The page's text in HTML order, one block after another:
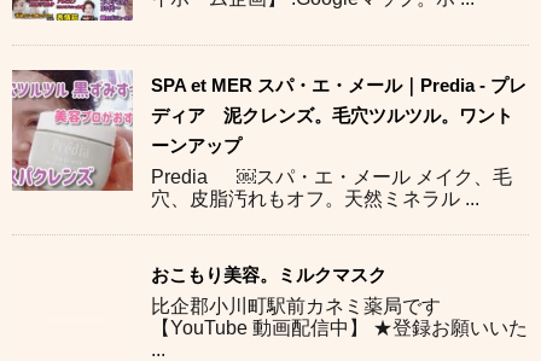
SPA et MER スパ・エ・メール｜Predia - プレ
ディア 泥クレンズ。毛穴ツルツル。ワント
ーンアップ
Predia ￼スパ・エ・メール メイク、毛
穴、皮脂汚れもオフ。天然ミネラル ...
おこもり美容。ミルクマスク
比企郡小川町駅前カネミ薬局です
【YouTube 動画配信中】 ★登録お願いいた
...